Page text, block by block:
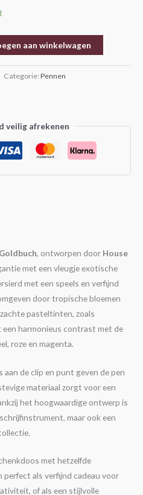
aan winkelwagen
Categorie: Pennen
veilig afrekenen
Goldbuch, ontworpen door House
met een vleugje exotische
met een speels en verfijnd
door tropische bloemen
pasteltinten, zoals
een harmonieus contrast met de
roze en magenta.
de clip en punt geven de pen
materiaal zorgt voor een
het hoogwaardige ontwerp is
maar ook een
met hetzelfde
perfect als verfijnd cadeau voor
of als een stijlvolle